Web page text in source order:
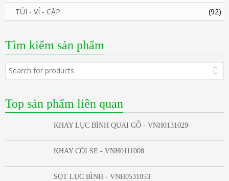
TÚI - VÍ - CẶP
(92)
Tìm kiếm sản phẩm
Top sản phẩm liên quan
KHAY LỤC BÌNH QUAI GỖ - VNH0131029
KHAY CÓI SE - VNH0111008
SỌT LỤC BÌNH - VNH0531053